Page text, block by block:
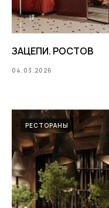
ЗАЦЕПИ. РОСТОВ
04.03.2026
РЕСТОРАНЫ